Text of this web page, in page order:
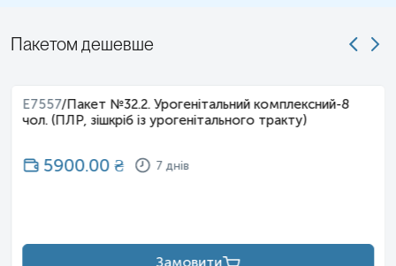
- після наповнення, сечоприймач акуратно відклеїти і перелити
необхідну кількість сечі у стерильний контейнер, обрізавши кут
Застереження!
При використанні сечоприймача дотримуйтесь
вказівок з інструкції фірми виробника!
кількість сечі відібрана для дослідження.
Помістити закритий контейнер у пакет та транспортувати
Пакетом дешевше
E7557/Пакет №32.2. Урогенітальний комплексний-8
чол. (ПЛР, зішкріб із урогенітального тракту)
5900.00₴ 7 днів
Замовити